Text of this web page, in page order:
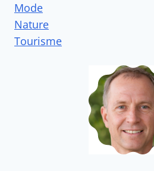
Mode
Nature
Tourisme